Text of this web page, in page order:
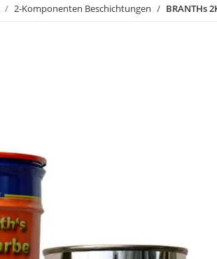
2-Komponenten Beschichtungen BRANTHs